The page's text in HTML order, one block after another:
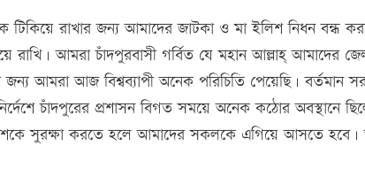
রাখার জন্য আমাদের জাটকা ও মা ইলিশ নিধন বন্ধ
আমরা চাঁদপুরবাসী গর্বিত যে মহান আল্লাহ্ আমাদের
আমরা আজ বিশ্বব্যাপী অনেক পরিচিতি পেয়েছি। বর্তমান
চাঁদপুরের প্রশাসন বিগত সময়ে অনেক কঠোর অবস্থানে
সুরক্ষা করতে হলে আমাদের সকলকে এগিয়ে আসতে